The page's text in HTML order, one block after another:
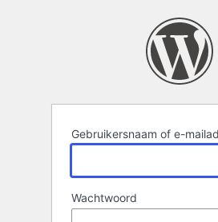
Gebruikersnaam of e-
Wachtwoord